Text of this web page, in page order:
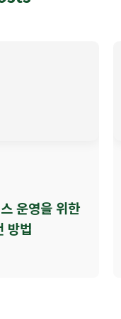
운영을 위한
방법